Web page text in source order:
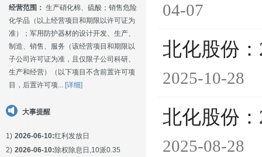
经营范围： 生产硝化棉、硫酸；销售危险
化学品（以上经营项目和期限以许可证为
准）；军用防护器材的设计开发、生产、
制造、销售、服务（该经营项目和期限以
子公司许可证为准，且仅限子公司科研、
生产和经营）（以下项目不含前置许可项
目，后置许可项... [详细]
大事提醒
1) 2026-06-10:红利发放日
2) 2026-06-10:除权除息日,10派0.35
04-07
北化股份
2025-10-28
北化股份
2025-08-28